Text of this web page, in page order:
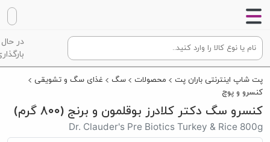
در حال
پت شاپ اینترنتی باران پت محصولات سگ
غذای سگ و تشویقی
کنسرو و پوچ
کنسرو سگ دکتر کلادرز بوقلمون و برنج (800 گرم)
Dr. Clauder's Pre Biotics Turkey & Rice 800g